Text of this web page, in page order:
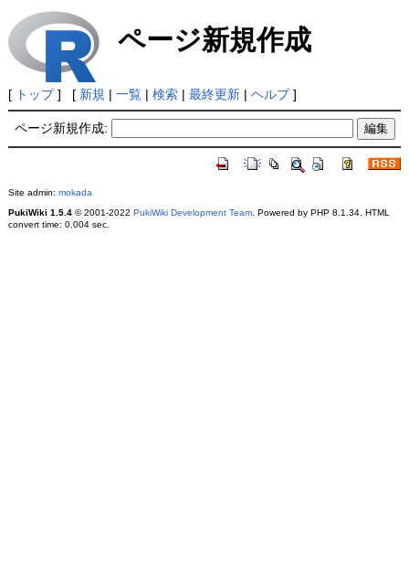
ページ新規作成
[ トップ] [ 新規 | 一覧| 検索| 最終更新| ヘルプ]
ページ新規作成:
Site admin: mokada
PukiWiki 1.5.4© 2001-2022 PukiWiki Development Team. Powered by PHP 8.1.34. HTML
convert time: 0.004 sec.